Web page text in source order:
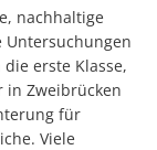
nachhaltige
Untersuchungen
erste Klasse,
in Zweibrücken
für
Viele